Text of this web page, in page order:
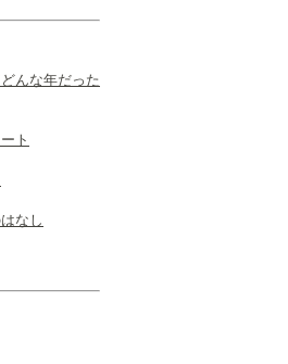
んな年だった
ト
なし